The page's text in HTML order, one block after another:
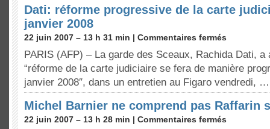
Dati: réforme progressive de la carte
janvier 2008
22 juin 2007 – 13 h 31 min | Commentaires fermés
PARIS (AFP) – La garde des Sceaux, Rachida Dati, a
“réforme de la carte judiciaire se fera de manière
janvier 2008″, dans un entretien au Figaro vendredi, …
Michel Barnier ne comprend pas Raffarin
22 juin 2007 – 13 h 28 min | Commentaires fermés